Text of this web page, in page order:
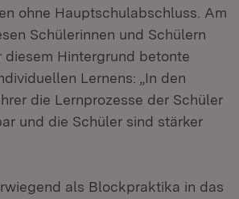
ohne Hauptschulabschluss. Am
Schülerinnen und Schülern
Hintergrund betonte
Lernens: „In den
die Lernprozesse der Schüler
und die Schüler sind stärker
als Blockpraktika in das